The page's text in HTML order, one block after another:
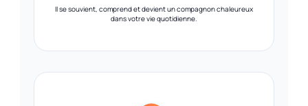
Il se souvient, comprend et devient un compagnon chaleureux
dans votre vie quotidienne.